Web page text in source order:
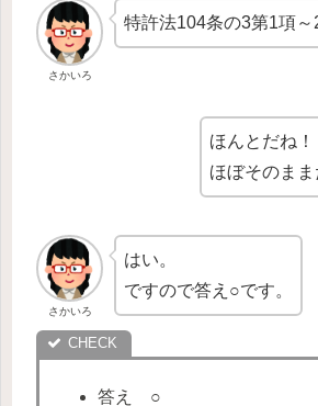
さかいろ
特許法104条の3第1項～
ほんとだね！
ほぼそのまま
さかいろ
はい。
ですので答え○です。
答え ○